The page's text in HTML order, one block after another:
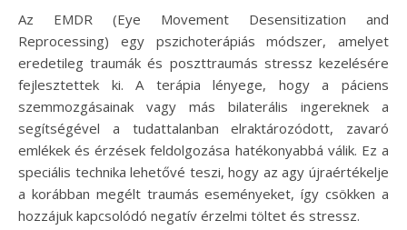
Az EMDR (Eye Movement Desensitization and
Reprocessing) egy pszichoterápiás módszer, amelyet
eredetileg traumák és poszttraumás stressz kezelésére
fejlesztettek ki. A terápia lényege, hogy a páciens
szemmozgásainak vagy más bilaterális ingereknek a
segítségével a tudattalanban elraktározódott, zavaró
emlékek és érzések feldolgozása hatékonyabbá válik. Ez a
speciális technika lehetővé teszi, hogy az agy újraértékelje
a korábban megélt traumás eseményeket, így csökken a
hozzájuk kapcsolódó negatív érzelmi töltet és stressz.